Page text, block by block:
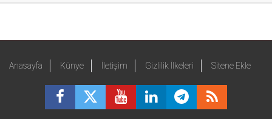
Anasayfa Künye İletişim Gizlilik İlkeleri Sitene Ekle